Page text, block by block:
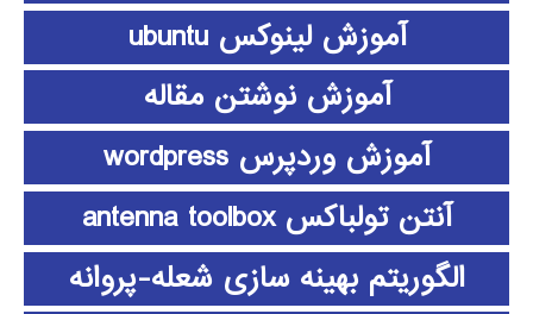
آموزش لینوکس ubuntu
آموزش نوشتن مقاله
آموزش وردپرس wordpress
آنتن تولباکس antenna toolbox
الگوریتم بهینه سازی شعله-پروانه